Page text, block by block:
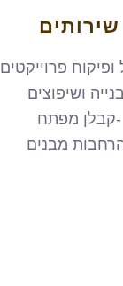
שירותים
ופיקוח פרוייקטים
ושיפוצים
-קבלן מפתח
מבנים